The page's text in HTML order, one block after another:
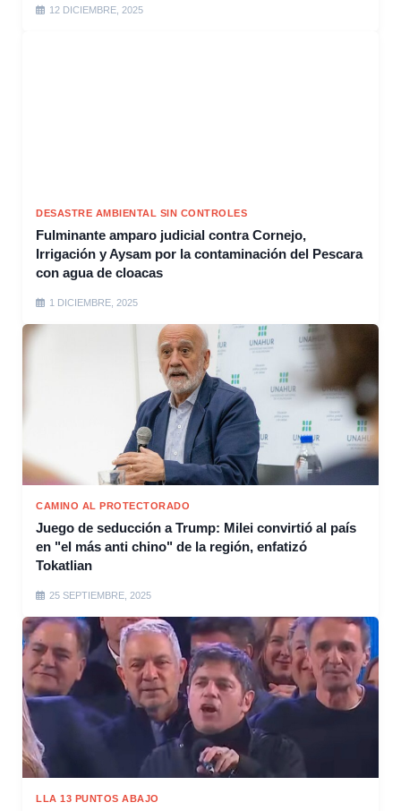
12 DICIEMBRE, 2025
DESASTRE AMBIENTAL SIN CONTROLES
Fulminante amparo judicial contra Cornejo,
Irrigación y Aysam por la contaminación del Pescara
con agua de cloacas
1 DICIEMBRE, 2025
CAMINO AL PROTECTORADO
Juego de seducción a Trump: Milei convirtió al país
en "el más anti chino" de la región, enfatizó
Tokatlian
25 SEPTIEMBRE, 2025
LLA 13 PUNTOS ABAJO